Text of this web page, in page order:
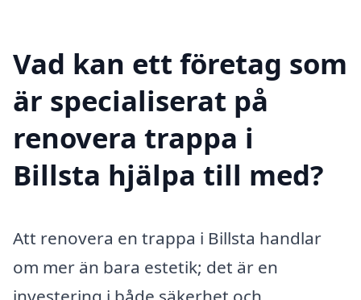
Vad kan ett företag som
är specialiserat på
renovera trappa i
Billsta hjälpa till med?
Att renovera en trappa i Billsta handlar
om mer än bara estetik; det är en